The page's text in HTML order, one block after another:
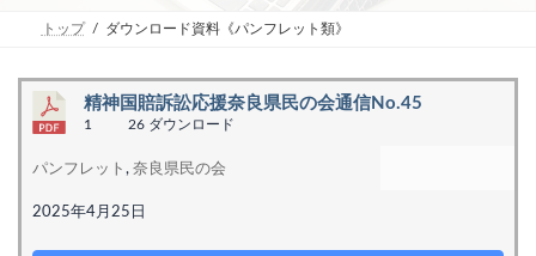
トップ ダウンロード資料《パンフレット類》
精神国賠訴訟応援奈良県民の会通信No.45
1 26 ダウンロード
パンフレット,奈良県民の会
2025年4月25日